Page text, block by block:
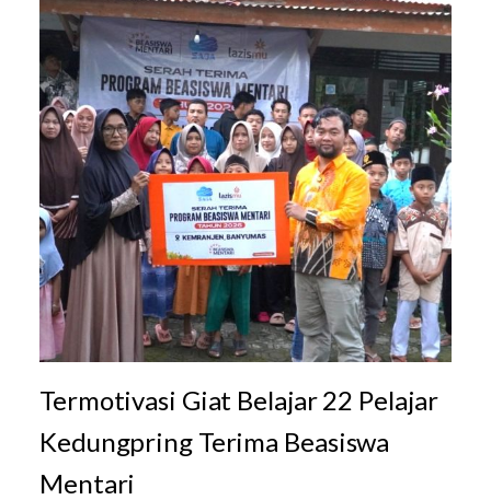
Termotivasi Giat Belajar 22 Pelajar
Kedungpring Terima Beasiswa
Mentari